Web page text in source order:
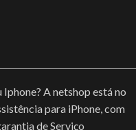
A netshop está no
para iPhone, com
de Serviço